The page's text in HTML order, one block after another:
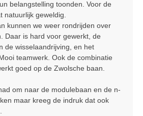
belangstelling toonden. Voor de
natuurlijk geweldig.
kunnen we weer rondrijden over
Daar is hard voor gewerkt, de
de wisselaandrijving, en het
teamwerk. Ook de combinatie
goed op de Zwolsche baan.
om naar de modulebaan en de n-
maar kreeg de indruk dat ook